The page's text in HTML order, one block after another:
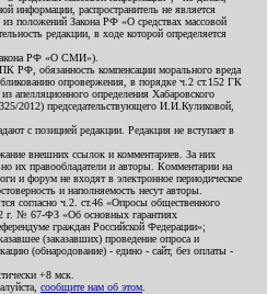
информации, распространитель не является
положений Закона РФ «О средствах массовой
редакции, в ходе которой определяется
РФ «О СМИ»).
РФ, обязанность компенсации морального вреда
опровержения, в порядке ч.2 ст.152 ГК
апелляционного определения Хабаровского
2012) председательствующего И.И.Куликовой,
с позицией редакции. Редакция не вступает в
внешних ссылок и комментариев. За них
их правообладатели и авторы. Комментарии на
и форум не входят в электронное периодическое
и наполняемость несут авторы.
согласно ч.2. ст.46 «Опросы общественного
г. № 67-ФЗ «Об основных гарантиях
граждан Российской Федерации»;
(заказавших) проведение опроса и
(обнародование) - едино - сайт, без оплаты -
+8 мск.
сообщите нам об этом